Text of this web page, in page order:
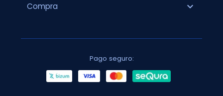
Compra expand_more
Pago seguro: